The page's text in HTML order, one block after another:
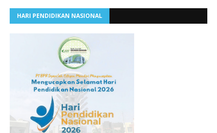
HARI PENDIDIKAN NASIONAL